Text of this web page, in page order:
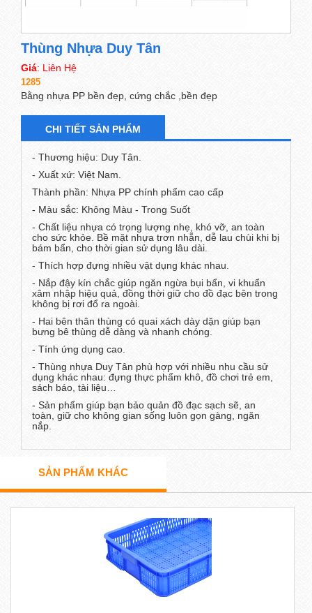
Thùng Nhựa Duy Tân
Giá: Liên Hệ
1285
Bằng nhựa PP bền đẹp, cứng chắc ,bền đẹp
CHI TIẾT SẢN PHẨM
- Thương hiệu: Duy Tân.
- Xuất xứ: Việt Nam.
Thành phần: Nhựa PP chính phẩm cao cấp
- Màu sắc: Không Màu - Trong Suốt
- Chất liệu nhựa có trọng lượng nhẹ, khó vỡ, an toàn
cho sức khỏe. Bề mặt nhựa trơn nhẵn, dễ lau chùi khi bị
bám bẩn, cho thời gian sử dụng lâu dài.
- Thích hợp đựng nhiều vật dụng khác nhau.
- Nắp đậy kín chắc giúp ngăn ngừa bụi bẩn, vi khuẩn
xâm nhập hiệu quả, đồng thời giữ cho đồ đạc bên trong
không bị rơi đổ ra ngoài.
- Hai bên thân thùng có quai xách dày dặn giúp bạn
bưng bê thùng dễ dàng và nhanh chóng.
- Tính ứng dụng cao.
- Thùng nhựa Duy Tân phù hợp với nhiều nhu cầu sử
dụng khác nhau: đựng thực phẩm khô, đồ chơi trẻ em,
sách báo, tài liệu…
- Sản phẩm giúp bạn bảo quản đồ đạc sạch sẽ, an
toàn, giữ cho không gian sống luôn gọn gàng, ngăn
nắp.
SẢN PHẨM KHÁC